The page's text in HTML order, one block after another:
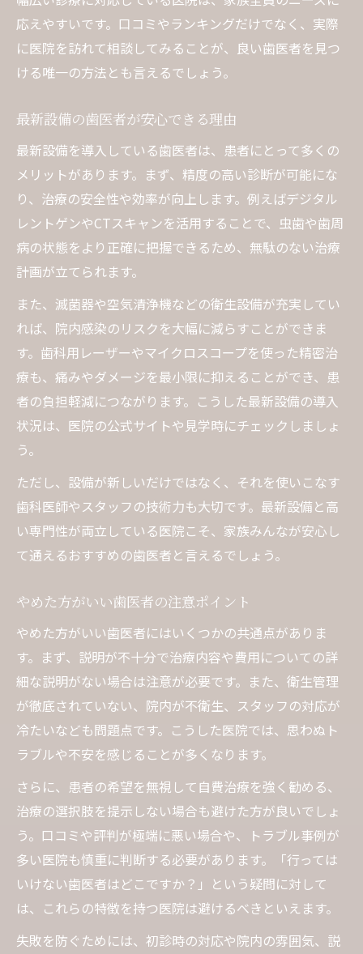
応えやすいです。口コミやランキングだけでなく、実際
に医院を訪れて相談してみることが、良い歯医者を見つ
ける唯一の方法とも言えるでしょう。
最新設備の歯医者が安心できる理由
最新設備を導入している歯医者は、患者にとって多くの
メリットがあります。まず、精度の高い診断が可能にな
り、治療の安全性や効率が向上します。例えばデジタル
レントゲンやCTスキャンを活用することで、虫歯や歯周
病の状態をより正確に把握できるため、無駄のない治療
計画が立てられます。
また、滅菌器や空気清浄機などの衛生設備が充実してい
れば、院内感染のリスクを大幅に減らすことができま
す。歯科用レーザーやマイクロスコープを使った精密治
療も、痛みやダメージを最小限に抑えることができ、患
者の負担軽減につながります。こうした最新設備の導入
状況は、医院の公式サイトや見学時にチェックしましょ
う。
ただし、設備が新しいだけではなく、それを使いこなす
歯科医師やスタッフの技術力も大切です。最新設備と高
い専門性が両立している医院こそ、家族みんなが安心し
て通えるおすすめの歯医者と言えるでしょう。
やめた方がいい歯医者の注意ポイント
やめた方がいい歯医者にはいくつかの共通点がありま
す。まず、説明が不十分で治療内容や費用についての詳
細な説明がない場合は注意が必要です。また、衛生管理
が徹底されていない、院内が不衛生、スタッフの対応が
冷たいなども問題点です。こうした医院では、思わぬト
ラブルや不安を感じることが多くなります。
さらに、患者の希望を無視して自費治療を強く勧める、
治療の選択肢を提示しない場合も避けた方が良いでしょ
う。口コミや評判が極端に悪い場合や、トラブル事例が
多い医院も慎重に判断する必要があります。「行っては
いけない歯医者はどこですか？」という疑問に対して
は、これらの特徴を持つ医院は避けるべきといえます。
失敗を防ぐためには、初診時の対応や院内の雰囲気、説